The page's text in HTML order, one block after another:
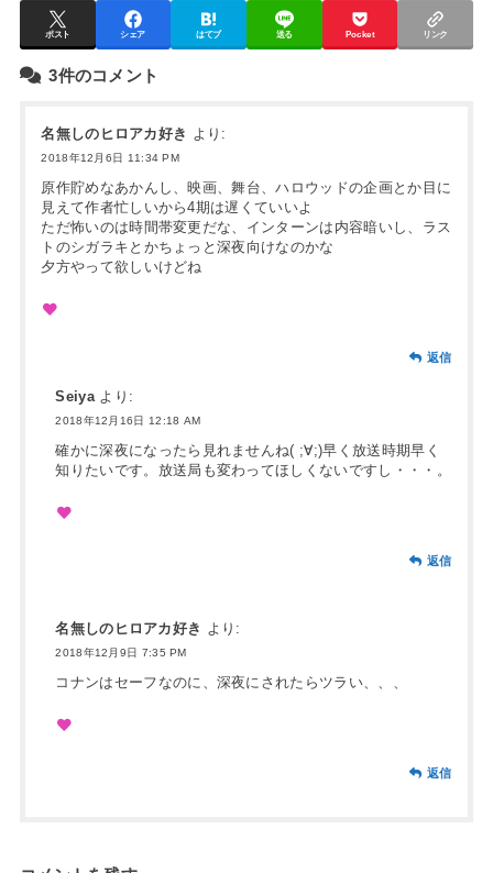
ポスト シェア はてブ 送る Pocket リンク
3件のコメント
名無しのヒロアカ好き より:
2018年12月6日 11:34 PM
原作貯めなあかんし、映画、舞台、ハロウッドの企画とか目に
見えて作者忙しいから4期は遅くていいよ
ただ怖いのは時間帯変更だな、インターンは内容暗いし、ラス
トのシガラキとかちょっと深夜向けなのかな
夕方やって欲しいけどね
返信
Seiya より:
2018年12月16日 12:18 AM
確かに深夜になったら見れませんね( ;∀;)早く放送時期早く
知りたいです。放送局も変わってほしくないですし・・・。
返信
名無しのヒロアカ好き より:
2018年12月9日 7:35 PM
コナンはセーフなのに、深夜にされたらツラい、、、
返信